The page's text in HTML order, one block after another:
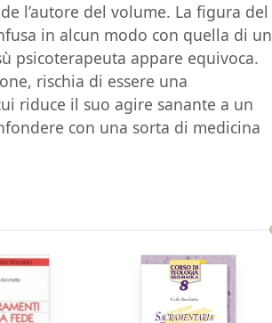
l’autore del volume. La figura del
in alcun modo con quella di un
psicoterapeuta appare equivoca.
rischia di essere una
riduce il suo agire sanante a un
con una sorta di medicina